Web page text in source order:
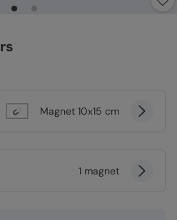
Magnet 10x15 cm
1 magnet